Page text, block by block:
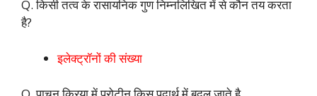
Q. किसी तत्व के रासायनिक गुण निम्नलिखित में से कौन तय करता
है?
इलेक्ट्रॉनों की संख्या